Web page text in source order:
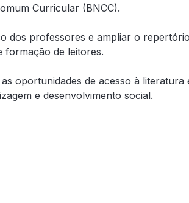
Curricular (BNCC).
dos professores e ampliar o
formação de leitores.
oportunidades de acesso à
e desenvolvimento social.